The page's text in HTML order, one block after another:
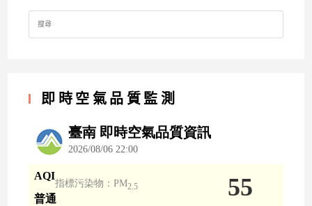
Search
for:
即時空氣品質監測